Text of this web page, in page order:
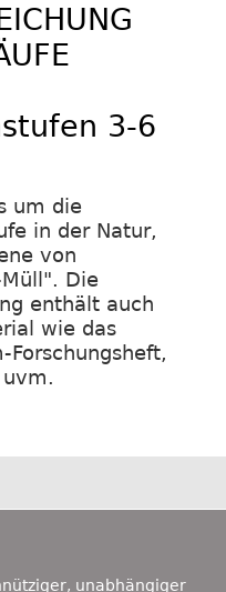
3-6
um die
in der Natur,
von
Die
enthält auch
wie das
Forschungsheft,
unabhängiger